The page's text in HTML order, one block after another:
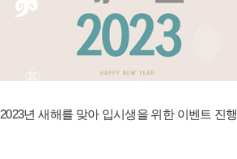
2023년 새해를 맞아 입시생을 위한 이벤트 진